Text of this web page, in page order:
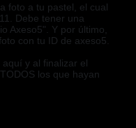
foto a tu pastel, el cual
Debe tener una
Axeso5". Y por último,
con tu ID de axeso5.
y al finalizar el
los que hayan